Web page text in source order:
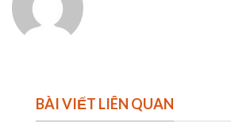
BÀI VIẾT LIÊN QUAN